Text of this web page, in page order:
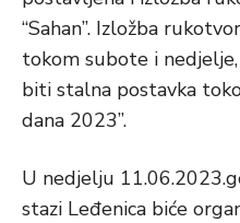
“Sahan”. Izložba
tokom subote i nedjelje,
biti stalna postavka
dana 2023”.
U nedjelju
stazi Leđenica biće